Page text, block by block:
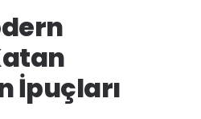
İpuçları